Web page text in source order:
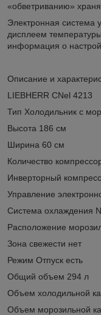
«обветриванию»
Электронная
дисплеем
информация о
Описание и
LIEBHERR CNel 4213
Тип Холодильник с
Высота 186 см
Ширина 60 см
Количество
Инверторный
Управление
Система охлаждения
Расположение
Зона свежести нет
Режим Отпуск есть
Общий объем 294 л
Объем холодильной
Объем морозильной